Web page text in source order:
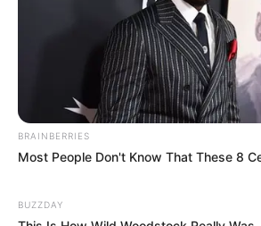
BRAINBERRIES
Most People Don't Know That These 8
BUZZDAY